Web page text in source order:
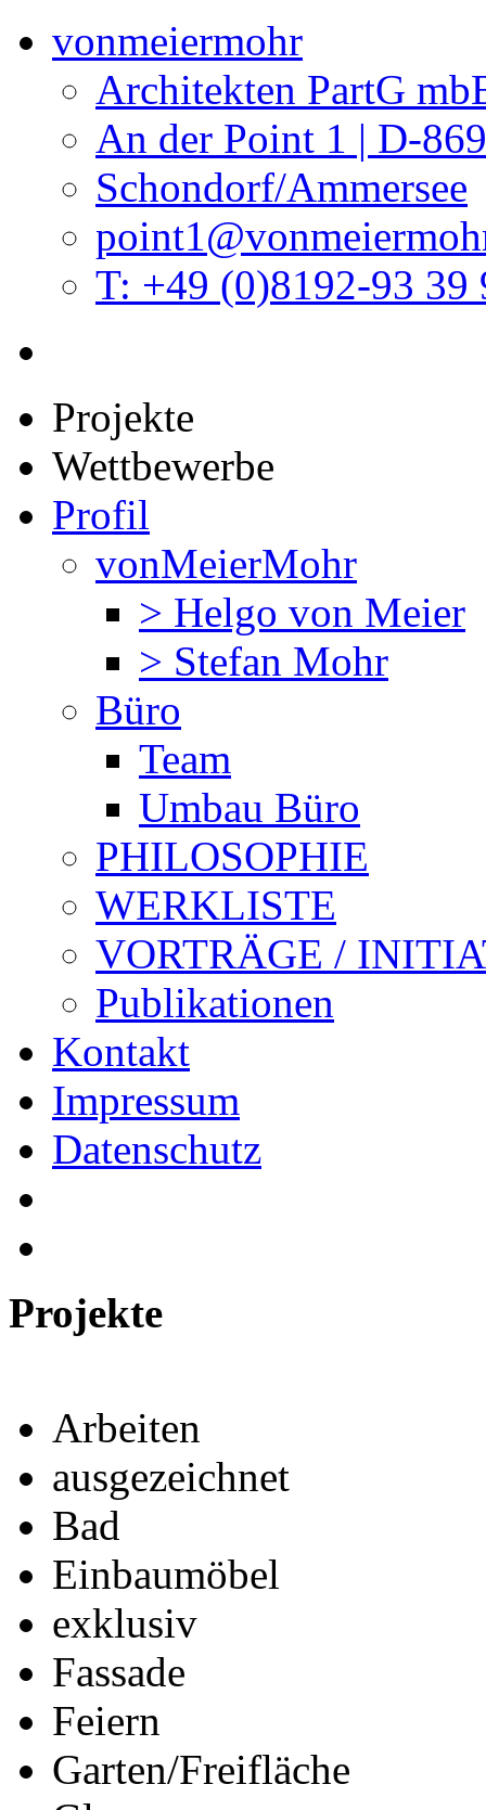
vonmeiermohr
Architekten PartG
An der Point 1 | D-
Schondorf/Ammersee
T: +49 (0)8192-93 39
Projekte
Wettbewerbe
Profil
vonMeierMohr
> Helgo von Meier
> Stefan Mohr
Büro
Team
Umbau Büro
PHILOSOPHIE
WERKLISTE
VORTRÄGE /
Publikationen
Kontakt
Impressum
Datenschutz
Projekte
Arbeiten
ausgezeichnet
Bad
Einbaumöbel
exklusiv
Fassade
Feiern
Garten/Freifläche